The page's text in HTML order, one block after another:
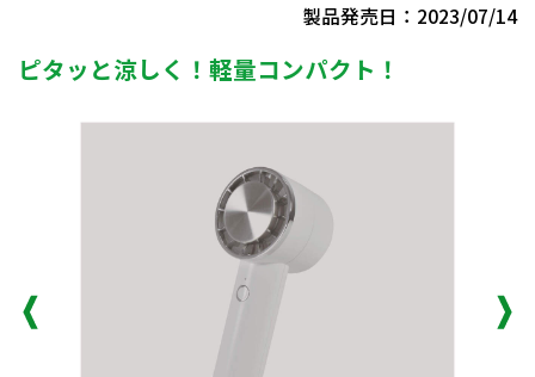
製品発売日：2023/07/14
ピタッと涼しく！軽量コンパクト！